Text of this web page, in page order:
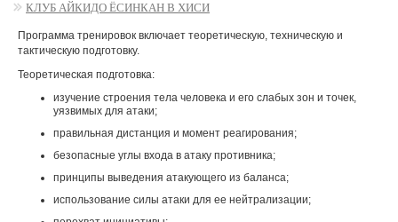
КЛУБ АЙКИДО ЁСИНКАН В ХИСИ
Программа тренировок включает теоретическую, техническую и
тактическую подготовку.
Теоретическая подготовка:
изучение строения тела человека и его слабых зон и точек,
уязвимых для атаки;
правильная дистанция и момент реагирования;
безопасные углы входа в атаку противника;
принципы выведения атакующего из баланса;
использование силы атаки для ее нейтрализации;